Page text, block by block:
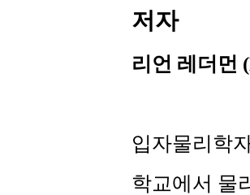
저자
리언 레더먼
입자물리학
학교에서 물